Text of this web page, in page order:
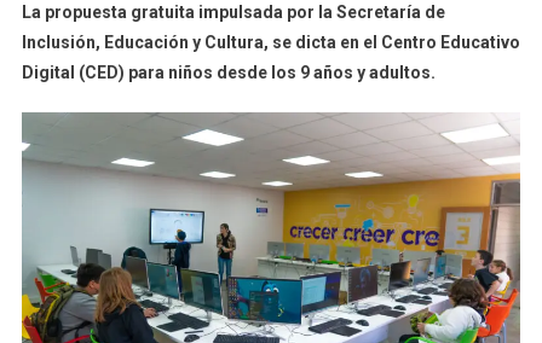
La propuesta gratuita impulsada por la Secretaría de
Inclusión, Educación y Cultura, se dicta en el Centro Educativo
Digital (CED) para niños desde los 9 años y adultos.